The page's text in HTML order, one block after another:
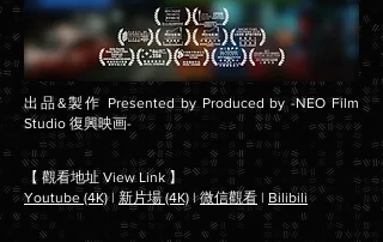
出品&製作 Presented by Produced by -NEO Film
Studio 復興映画-
【 觀看地址 View Link 】
Youtube (4K)|新片場 (4K) |微信觀看 | Bilibili